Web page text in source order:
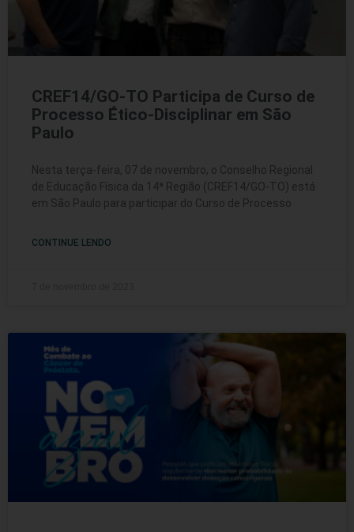
CREF14/GO-TO Participa de Curso de
Processo Ético-Disciplinar em São
Paulo
Nesta terça-feira, 07 de novembro, o Conselho Regional
de Educação Física da 14ª Região (CREF14/GO-TO) está
em São Paulo para participar do Curso de Processo
CONTINUE LENDO